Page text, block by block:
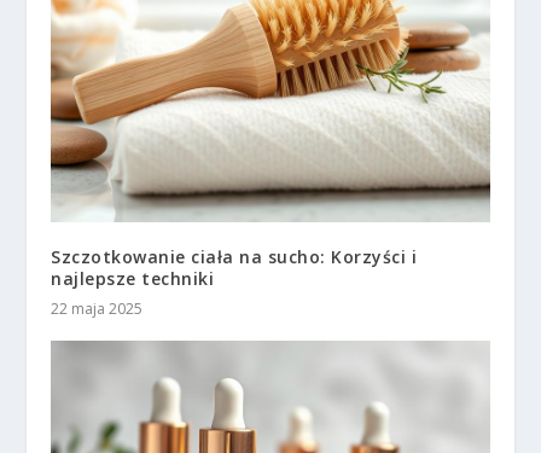
Szczotkowanie ciała na sucho: Korzyści i
najlepsze techniki
22 maja 2025